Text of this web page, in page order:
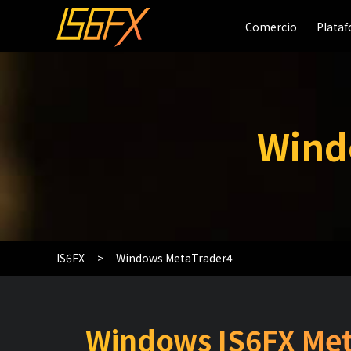
Comercio
IS6FX Windows MetaTrader4
Windows IS6FX
Comercio